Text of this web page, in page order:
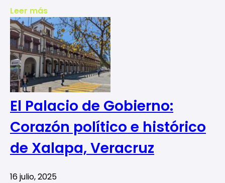
Leer más
El Palacio de Gobierno:
Corazón político e histórico
de Xalapa, Veracruz
16 julio, 2025